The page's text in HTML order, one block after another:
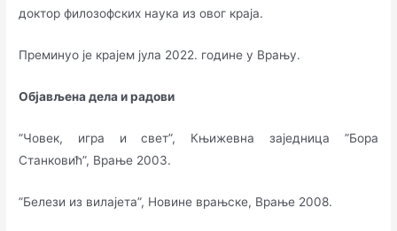
доктор филозофских наука из овог краја.
Преминуо је крајем јула 2022. године у Врању.
Објављена дела и радови
”Човек, игра и свет”, Књижевна заједница ”Бора
Станковић”, Врање 2003.
”Белези из вилајета”, Новине врањске, Врање 2008.